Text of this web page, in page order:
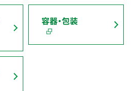
容器・包装